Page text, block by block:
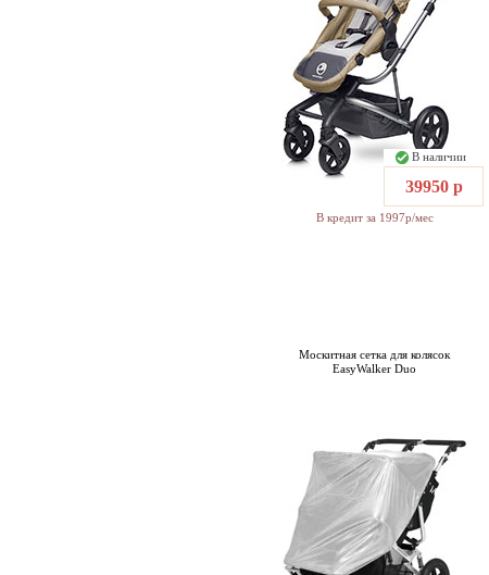
В наличии
39950 р
В кредит за 1997р/мес
Москитная сетка для колясок
EasyWalker Duo